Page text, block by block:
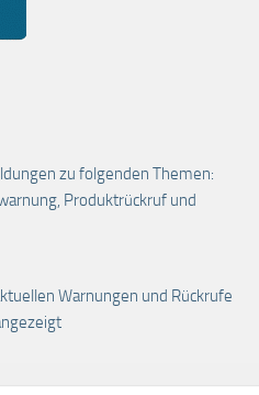
zu folgenden Themen:
Produktrückruf und
Warnungen und Rückrufe